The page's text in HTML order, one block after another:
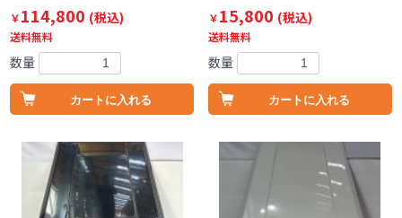
￥114,800 (税込)
送料無料
数量
カートに入れる
￥15,800 (税込)
送料無料
数量
カートに入れる